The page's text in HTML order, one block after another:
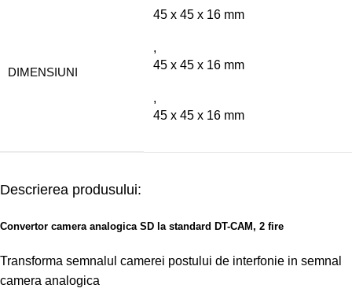
DIMENSIUNI
45 x 45 x 16 mm
,
45 x 45 x 16 mm
,
45 x 45 x 16 mm
Descrierea produsului:
Convertor camera analogica SD la standard DT-CAM, 2 fire
Transforma semnalul camerei postului de interfonie in semnal
camera analogica